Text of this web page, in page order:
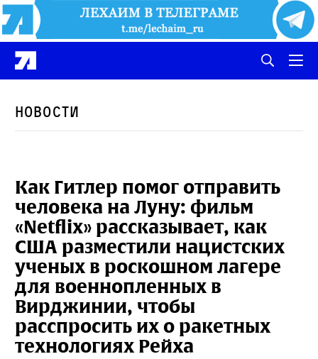
Новости
Как Гитлер помог отправить
человека на Луну: фильм
«Netflix» рассказывает, как
США разместили нацистских
ученых в роскошном лагере
для военнопленных в
Вирджинии, чтобы
расспросить их о ракетных
технологиях Рейха